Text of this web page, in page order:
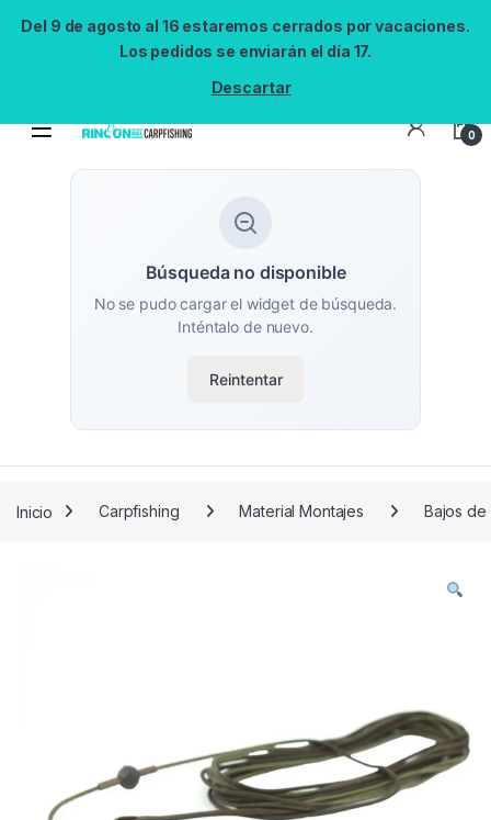
Del 9 de agosto al 16 estaremos cerrados por vacaciones.
Los pedidos se enviarán el día 17.
Descartar
0
Búsqueda no disponible
No se pudo cargar el widget de búsqueda.
Inténtalo de nuevo.
Reintentar
Inicio Carpfishing Material Montajes Bajos de